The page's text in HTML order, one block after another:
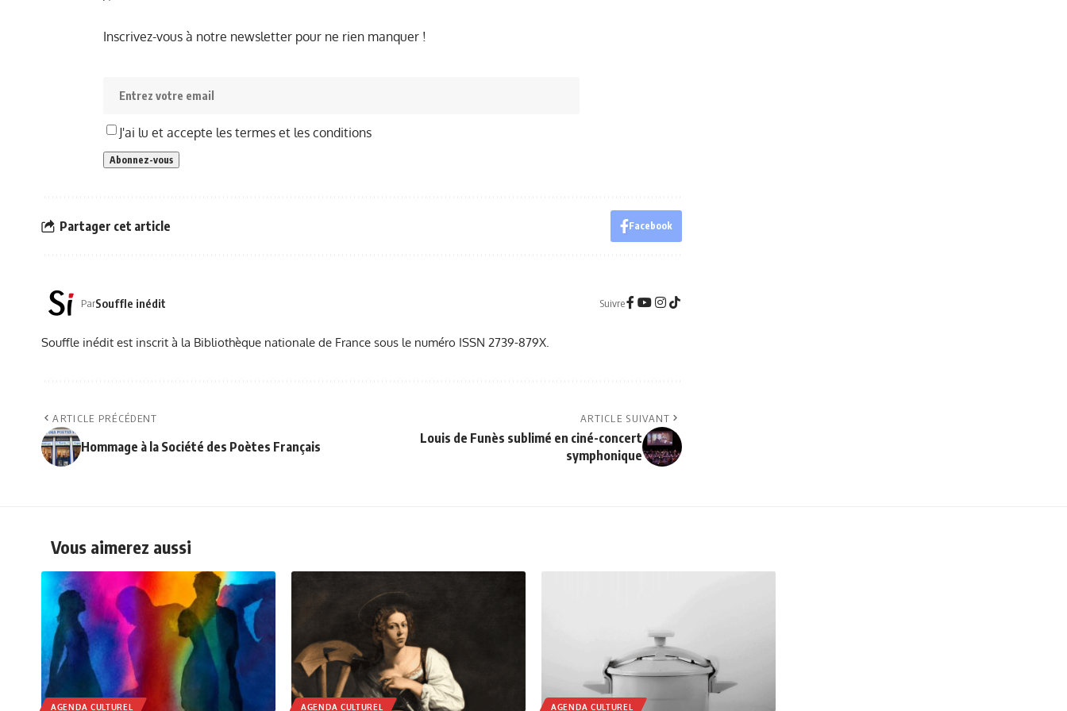
Inscrivez-vous à notre newsletter pour ne rien manquer !
J'ai lu et accepte les termes et les conditions
Partager cet article Facebook
ParSouffle inédit Suivre
Souffle inédit est inscrit à la Bibliothèque nationale de France sous le numéro ISSN 2739-879X.
ARTICLE PRÉCÉDENT
Hommage à la Société des Poètes Français
ARTICLE SUIVANT
Louis de Funès sublimé en ciné-concert
symphonique
Vous aimerez aussi
AGENDA CULTUREL AGENDA CULTUREL AGENDA CULTUREL